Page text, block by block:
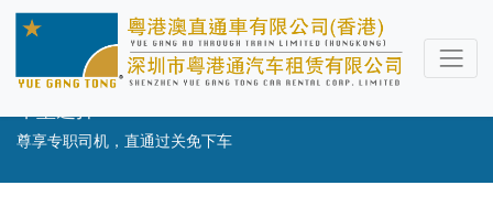
尊享专职司机，直通过关免下车